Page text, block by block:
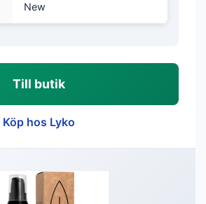
New
Till butik
Köp hos Lyko